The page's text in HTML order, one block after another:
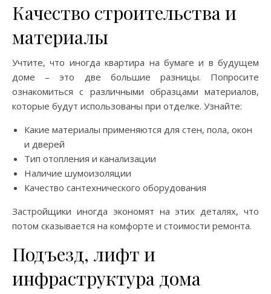
Качество строительства и
материалы
Учтите, что иногда квартира на бумаге и в будущем
доме – это две большие разницы. Попросите
ознакомиться с различными образцами материалов,
которые будут использованы при отделке. Узнайте:
Какие материалы применяются для стен, пола, окон
и дверей
Тип отопления и канализации
Наличие шумоизоляции
Качество сантехнического оборудования
Застройщики иногда экономят на этих деталях, что
потом сказывается на комфорте и стоимости ремонта.
Подъезд, лифт и
инфраструктура дома